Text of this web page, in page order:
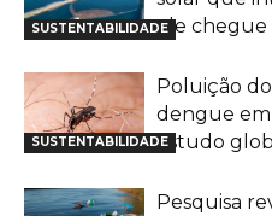
SUSTENTABILIDADEele chegue
SUSTENTABILIDADE
Poluição
dengue em
estudo
Pesquisa